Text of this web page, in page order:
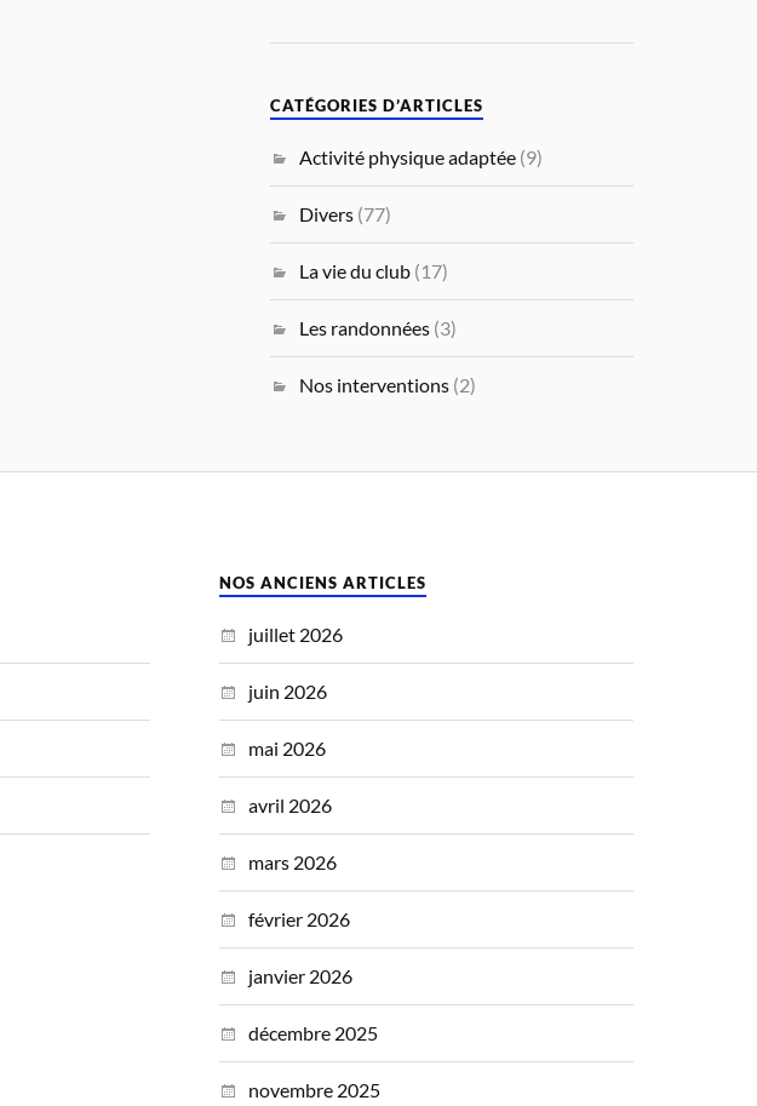
CATÉGORIES D’ARTICLES
Activité physique adaptée (9)
Divers (77)
La vie du club (17)
Les randonnées (3)
Nos interventions (2)
NOS ANCIENS ARTICLES
juillet 2026
juin 2026
mai 2026
avril 2026
mars 2026
février 2026
janvier 2026
décembre 2025
novembre 2025